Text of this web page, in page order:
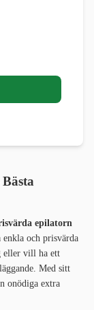
epilatorn
enkla och prisvärda
eller vill ha ett
Med sitt
onödiga extra